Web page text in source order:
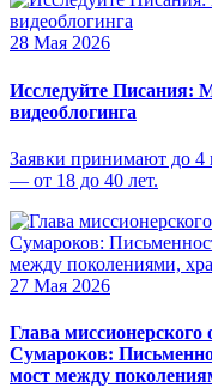
28 Мая 2026
Исследуйте Писания:
видеоблогинга
Заявки принимают до 4
— от 18 до 40 лет.
27 Мая 2026
Глава
Сумароков:
мост между